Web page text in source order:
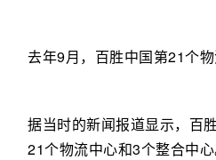
去年9月，百胜中国第21个物
据当时的新闻报道显示，百
21个物流中心和3个整合中